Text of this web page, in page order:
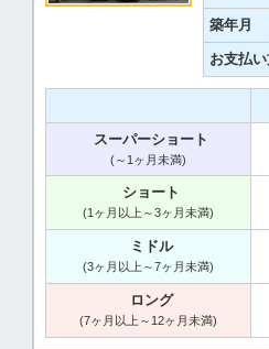
築年月
お支払
スーパーショート
(～1ヶ月未満)
ショート
(1ヶ月以上～3ヶ月未満)
ミドル
(3ヶ月以上～7ヶ月未満)
ロング
(7ヶ月以上～12ヶ月未満)